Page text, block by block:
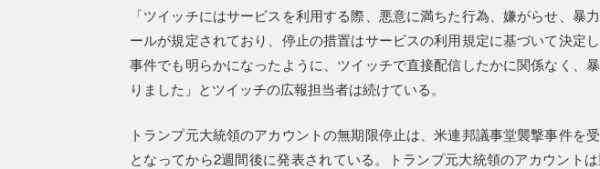
「ツイッチにはサービスを利用する際、悪意に満ちた行為、嫌がらせ、暴
ールが規定されており、停止の措置はサービスの利用規定に基づいて決定
事件でも明らかになったように、ツイッチで直接配信したかに関係なく、
りました」とツイッチの広報担当者は続けている。
トランプ元大統領のアカウントの無期限停止は、米連邦議事堂襲撃事件を
となってから2週間後に発表されている。トランプ元大統領のアカウント